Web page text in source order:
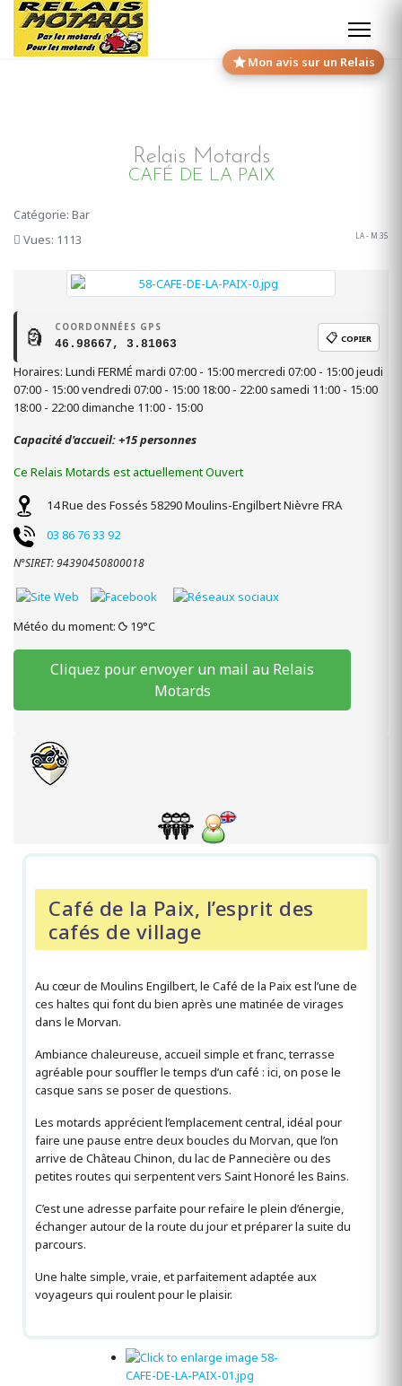
Mon avis sur un Relais
Relais Motards
CAFÉ DE LA PAIX
Catégorie: Bar
Vues: 1113
LA - M 35
🗿 COORDONNÉES GPS
46.98667, 3.81063 📋 COPIER
Horaires: Lundi FERMÉ mardi 07:00 - 15:00 mercredi 07:00 - 15:00 jeudi
07:00 - 15:00 vendredi 07:00 - 15:00 18:00 - 22:00 samedi 11:00 - 15:00
18:00 - 22:00 dimanche 11:00 - 15:00
Capacité d'accueil: +15 personnes
Ce Relais Motards est actuellement Ouvert
14 Rue des Fossés 58290Moulins-EngilbertNièvre FRA
03 86 76 33 92
N°SIRET: 94390450800018
Météo du moment: 19°C
Cliquez pour envoyer un mail au Relais
Motards
Café de la Paix, l’esprit des
cafés de village
Au cœur de Moulins Engilbert, le Café de la Paix est l’une de
ces haltes qui font du bien après une matinée de virages
dans le Morvan.
Ambiance chaleureuse, accueil simple et franc, terrasse
agréable pour souffler le temps d’un café : ici, on pose le
casque sans se poser de questions.
Les motards apprécient l’emplacement central, idéal pour
faire une pause entre deux boucles du Morvan, que l’on
arrive de Château Chinon, du lac de Pannecière ou des
petites routes qui serpentent vers Saint Honoré les Bains.
C’est une adresse parfaite pour refaire le plein d’énergie,
échanger autour de la route du jour et préparer la suite du
parcours.
Une halte simple, vraie, et parfaitement adaptée aux
voyageurs qui roulent pour le plaisir.